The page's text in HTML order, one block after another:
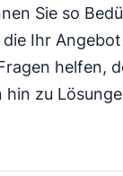
Sie so
Ihr
helfen,
hin zu